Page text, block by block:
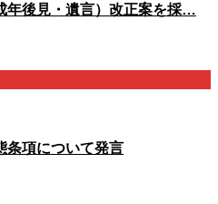
後見・遺言）改正案を採…
項について発言